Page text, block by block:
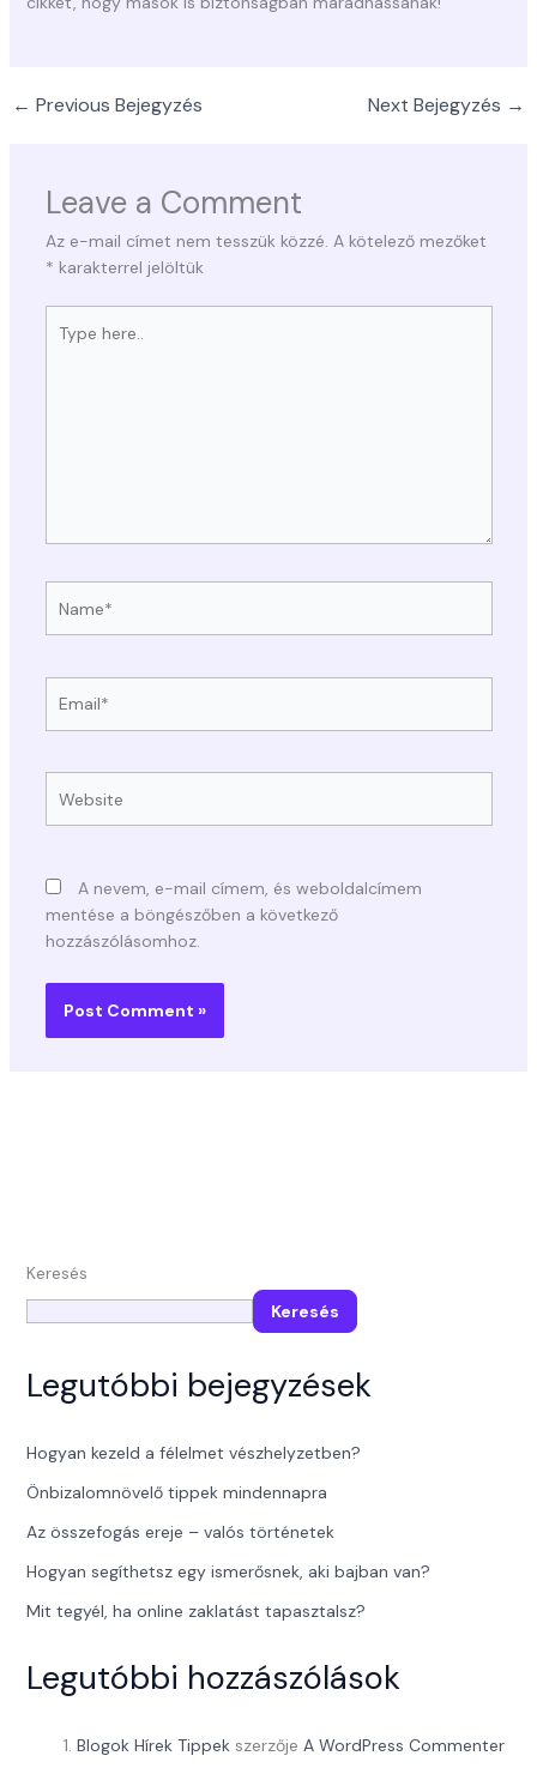
← Previous Bejegyzés Next Bejegyzés →
Leave a Comment
Az e-mail címet nem tesszük közzé. A kötelező mezőket
* karakterrel jelöltük
here..
A nevem, e-mail címem, és weboldalcímem
mentése a böngészőben a következő
hozzászólásomhoz.
Keresés
Keresés
Legutóbbi bejegyzések
Hogyan kezeld a félelmet vészhelyzetben?
Önbizalomnövelő tippek mindennapra
Az összefogás ereje – valós történetek
Hogyan segíthetsz egy ismerősnek, aki bajban van?
Mit tegyél, ha online zaklatást tapasztalsz?
Legutóbbi hozzászólások
Blogok Hírek Tippekszerzője A WordPress Commenter